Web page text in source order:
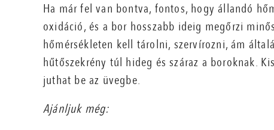
Ha már fel van bontva, fontos, hogy állandó
oxidáció, és a bor hosszabb ideig megőrzi
hőmérsékleten kell tárolni, szervírozni, ám
hűtőszekrény túl hideg és száraz a boroknak.
juthat be az üvegbe.
Ajánljuk még: